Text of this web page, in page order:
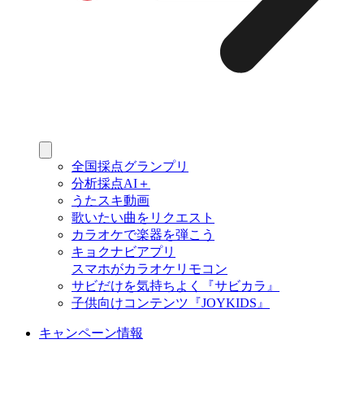
全国採点グランプリ
分析採点AI＋
うたスキ動画
歌いたい曲をリクエスト
カラオケで楽器を弾こう
キョクナビアプリ
スマホがカラオケリモコン
サビだけを気持ちよく『サビカラ』
子供向けコンテンツ『JOYKIDS』
キャンペーン情報